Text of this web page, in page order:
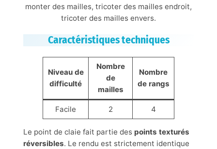
monter des mailles, tricoter des mailles endroit,
tricoter des mailles envers.
Caractéristiques techniques
Niveau de
difficulté
Nombre
de
mailles
Nombre
de rangs
Facile 2 4
Le point de claie fait partie des points texturés
réversibles. Le rendu est strictement identique